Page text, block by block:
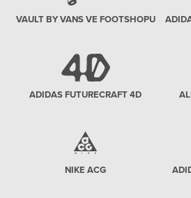
VAULT BY VANS VE FOOTSHOPU
ADIDAS FUTURECRAFT 4D
NIKE ACG